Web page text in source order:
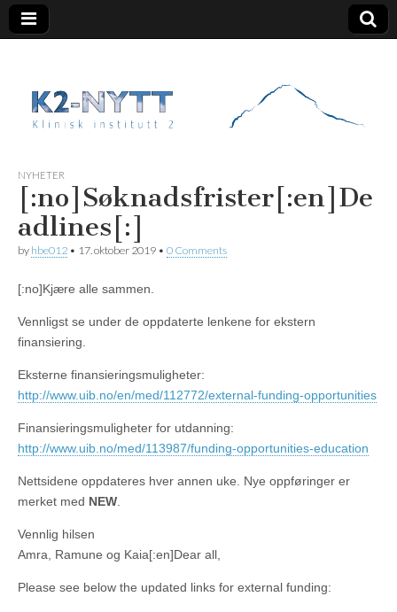
K2 Nytt
NYHETER
[:no]Søknadsfrister[:en]De
adlines[:]
by hbe012 • 17. oktober 2019 • 0 Comments
[:no]Kjære alle sammen.
Vennligst se under de oppdaterte lenkene for ekstern
finansiering.
Eksterne finansieringsmuligheter:
http://www.uib.no/en/med/112772/external-funding-opportunities
Finansieringsmuligheter for utdanning:
http://www.uib.no/med/113987/funding-opportunities-education
Nettsidene oppdateres hver annen uke. Nye oppføringer er
merket med NEW.
Vennlig hilsen
Amra, Ramune og Kaia[:en]Dear all,
Please see below the updated links for external funding: